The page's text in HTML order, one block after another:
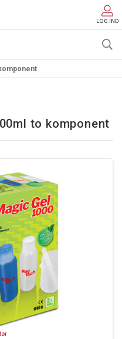
LOG IND
to komponent